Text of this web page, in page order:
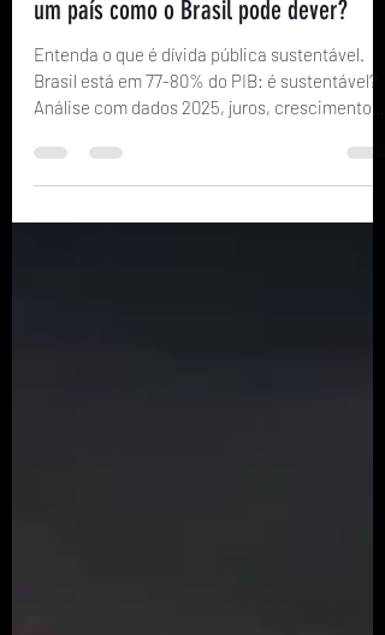
Dívida pública sustentável: afinal, quanto
um país como o Brasil pode dever?
Entenda o que é dívida pública sustentável.
Brasil está em 77-80% do PIB: é sustentável?
Análise com dados 2025, juros, crescimento e